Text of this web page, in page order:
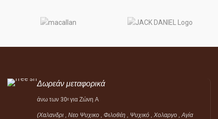
Δωρεάν μεταφορικά
άνω των 30ε για Ζώνη Α
(Χαλανδρι , Νεο Ψυχικο , Φιλοθέη , Ψυχικό , Χολαργο , Αγία